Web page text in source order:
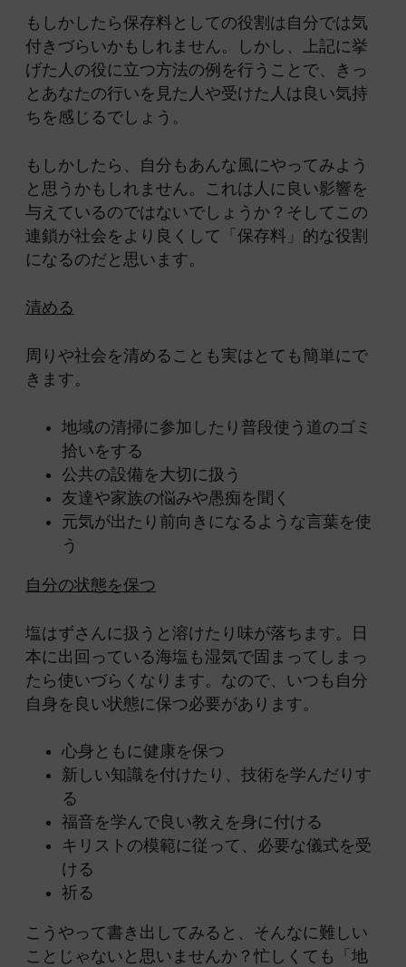
もしかしたら保存料としての役割は自分では気
付きづらいかもしれません。しかし、上記に挙
げた人の役に立つ方法の例を行うことで、きっ
とあなたの行いを見た人や受けた人は良い気持
ちを感じるでしょう。
もしかしたら、自分もあんな風にやってみよう
と思うかもしれません。これは人に良い影響を
与えているのではないでしょうか？そしてこの
連鎖が社会をより良くして「保存料」的な役割
になるのだと思います。
清める
周りや社会を清めることも実はとても簡単にで
きます。
地域の清掃に参加したり普段使う道のゴミ
拾いをする
公共の設備を大切に扱う
友達や家族の悩みや愚痴を聞く
元気が出たり前向きになるような言葉を使
う
自分の状態を保つ
塩はずさんに扱うと溶けたり味が落ちます。日
本に出回っている海塩も湿気で固まってしまっ
たら使いづらくなります。なので、いつも自分
自身を良い状態に保つ必要があります。
心身ともに健康を保つ
新しい知識を付けたり、技術を学んだりす
る
福音を学んで良い教えを身に付ける
キリストの模範に従って、必要な儀式を受
ける
祈る
こうやって書き出してみると、そんなに難しい
ことじゃないと思いませんか？忙しくても「地